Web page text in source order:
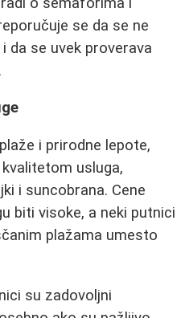
se da se ne
da se uvek proverava
i prirodne lepote,
usluga,
i suncobrana. Cene
biti visoke, a neki putnici
plažama umesto
su zadovoljni